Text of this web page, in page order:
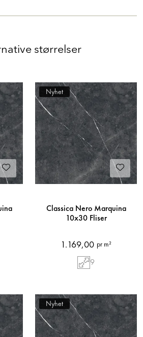
størrelser
Nyhet
Classica Nero Marquina
10x30 Fliser
1.169,00 pr m²
9
Nyhet